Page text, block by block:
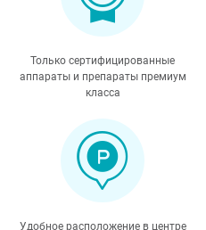
Только сертифицированные
аппараты и препараты премиум
класса
Удобное расположение в центре